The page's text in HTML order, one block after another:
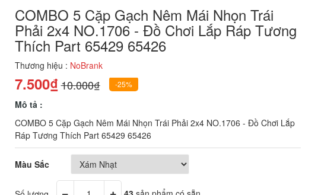
COMBO 5 Cặp Gạch Nêm Mái Nhọn Trái
Phải 2x4 NO.1706 - Đồ Chơi Lắp Ráp Tương
Thích Part 65429 65426
Thương hiệu : NoBrank
7.500₫10.000₫ -25%
Mô tả :
COMBO 5 Cặp Gạch Nêm Mái Nhọn Trái Phải 2x4 NO.1706 - Đồ Chơi Lắp
Ráp Tương Thích Part 65429 65426
Màu Sắc